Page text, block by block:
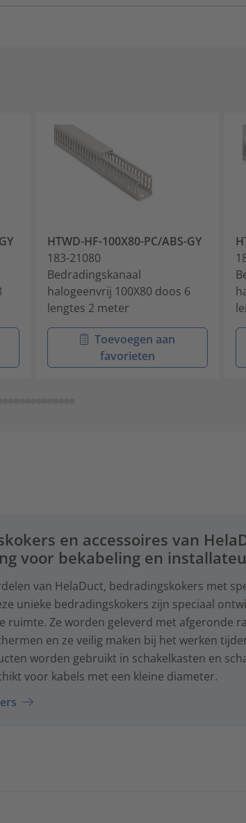
HTWD-HF-100X80-PC/ABS-GY
183-21080
Bedradingskanaal
halogeenvrij 100X80 doos 6
lengtes 2 meter
Toevoegen aan
favorieten
en accessoires van
voor bekabeling en
van HelaDuct, bedradingskokers met
unieke bedradingskokers zijn speciaal
ruimte. Ze worden geleverd met afgeronde
en ze veilig maken bij het werken
worden gebruikt in schakelkasten en
voor kabels met een kleine diameter.